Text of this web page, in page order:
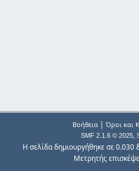
Βοήθεια| Όροι και
SMF 2.1.6 © 2025,
Η σελίδα δημιουργήθηκε σε
Μετρητής